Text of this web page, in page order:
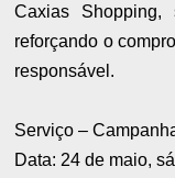
Caxias
reforçando o
responsável.
Serviço –
Data: 24 de maio,